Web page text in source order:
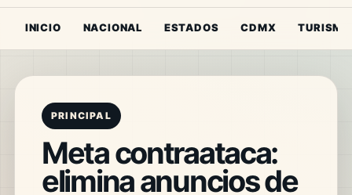
INICIO NACIONAL ESTADOS CDMX TURISMO
PRINCIPAL
Meta contraataca:
elimina anuncios de